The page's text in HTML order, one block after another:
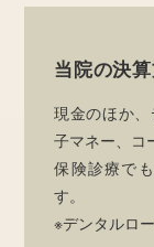
当院の決
現金のほか
子マネー、コ
保険診療で
す。
※デンタルロ